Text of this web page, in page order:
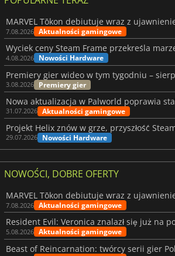
7.08.2026 Aktualności gamingowe
4.08.2026 Nowości Hardware
3.08.2026 Premiery gier
31.07.2026 Aktualności gamingowe
29.07.2026 Nowości Hardware
NOWOŚCI, DOBRE OFERTY
7.08.2026 Aktualności gamingowe
5.08.2026 Aktualności gamingowe